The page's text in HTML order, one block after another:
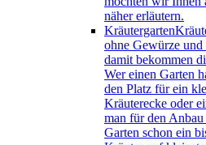
näher erläutern.
Kräutergarten
ohne Gewürze
damit bekommen
Wer einen Garten
den Platz für ein
Kräuterecke oder
man für den
Garten schon ein